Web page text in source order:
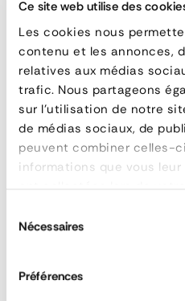
Ce site web utilise des
Les cookies nous
contenu et les annonces,
relatives aux médias
trafic. Nous partageons
sur l'utilisation de notre
de médias sociaux, de
peuvent combiner celles-
informations que vous
duNécessaires
Préférences
Flexible
fire-
resistant
and
fire-
curtain
QUESTIONS
What is the purpose of a